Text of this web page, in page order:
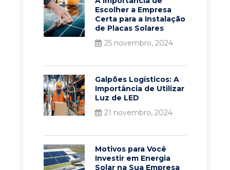
Escolher a Empresa
Certa para a Instalação
de Placas Solares
25 novembro, 2024
Galpões Logísticos: A
Importância de Utilizar
Luz de LED
21 novembro, 2024
Motivos para Você
Investir em Energia
Solar na Sua Empresa